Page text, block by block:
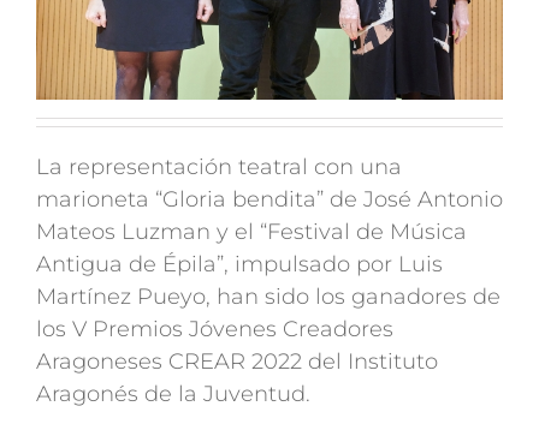
La representación teatral con una
marioneta “Gloria bendita” de José Antonio
Mateos Luzman y el “Festival de Música
Antigua de Épila”, impulsado por Luis
Martínez Pueyo, han sido los ganadores de
los V Premios Jóvenes Creadores
Aragoneses CREAR 2022 del Instituto
Aragonés de la Juventud.